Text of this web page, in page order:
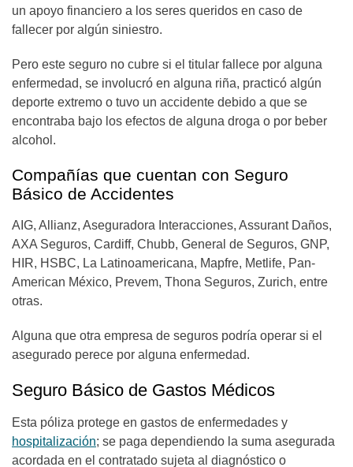
un apoyo financiero a los seres queridos en caso de
fallecer por algún siniestro.
Pero este seguro no cubre si el titular fallece por alguna
enfermedad, se involucró en alguna riña, practicó algún
deporte extremo o tuvo un accidente debido a que se
encontraba bajo los efectos de alguna droga o por beber
alcohol.
Compañías que cuentan con Seguro
Básico de Accidentes
AIG, Allianz, Aseguradora Interacciones, Assurant Daños,
AXA Seguros, Cardiff, Chubb, General de Seguros, GNP,
HIR, HSBC, La Latinoamericana, Mapfre, Metlife, Pan-
American México, Prevem, Thona Seguros, Zurich, entre
otras.
Alguna que otra empresa de seguros podría operar si el
asegurado perece por alguna enfermedad.
Seguro Básico de Gastos Médicos
Esta póliza protege en gastos de enfermedades y
hospitalización; se paga dependiendo la suma asegurada
acordada en el contratado sujeta al diagnóstico o